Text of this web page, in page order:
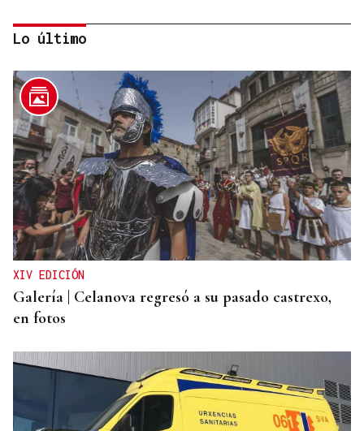
CANEDO
Un herido en la colisión entre dos coches en la
entrada a las termas de Outariz
Lo último
XIV EDICIÓN
Galería | Celanova regresó a su pasado castrexo,
en fotos